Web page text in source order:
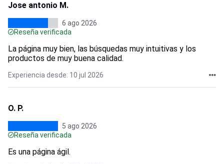
Jose antonio M.
6 ago 2026
Reseña verificada
La página muy bien, las búsquedas muy intuitivas y los
productos de muy buena calidad.
Experiencia desde: 10 jul 2026
O. P.
5 ago 2026
Reseña verificada
Es una página ágil.